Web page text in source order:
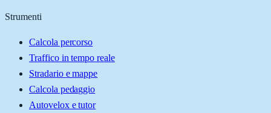
Strumenti
Calcola percorso
Traffico in tempo reale
Stradario e mappe
Calcola pedaggio
Autovelox e tutor